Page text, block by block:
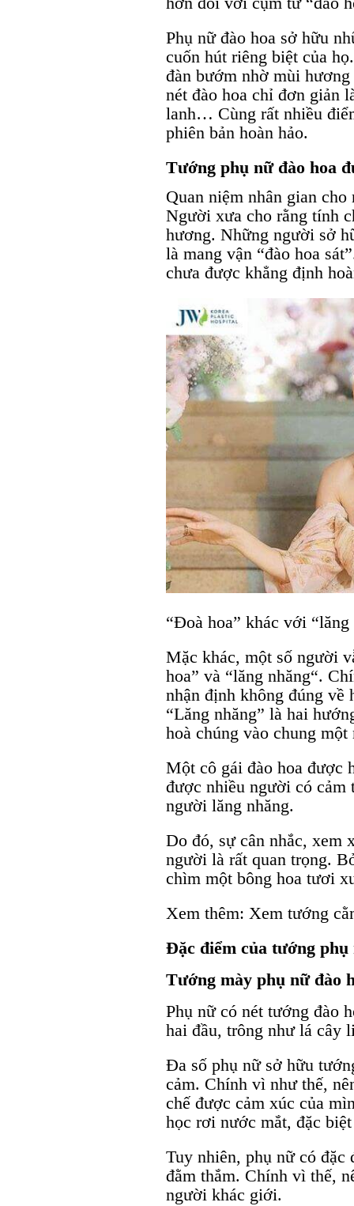
Phụ nữ đào hoa sở hữu
cuốn hút riêng biệt của
đàn bướm nhờ mùi
nét đào hoa chỉ đơn giản
lanh… Cùng rất nhiều
phiên bản hoàn hảo.
Tướng phụ nữ đào hoa
Quan niệm nhân gian
Người xưa cho rằng tính
hương. Những người sở
là mang vận “đào hoa
chưa được khẳng định
“Đoà hoa” khác với “lăng
Mặc khác, một số người
hoa” và “lăng nhăng“.
nhận định không đúng về
“Lăng nhăng” là hai
hoà chúng vào chung một
Một cô gái đào hoa được
được nhiều người có
người lăng nhăng.
Do đó, sự cân nhắc, xem
người là rất quan trọng.
chìm một bông hoa tươi
Xem thêm: Xem tướng
Đặc điểm của tướng phụ
Tướng mày phụ nữ đào
Phụ nữ có nét tướng đào
hai đầu, trông như lá cây
Đa số phụ nữ sở hữu
cảm. Chính vì như thế,
chế được cảm xúc của
học rơi nước mắt, đặc
Tuy nhiên, phụ nữ có
đằm thắm. Chính vì thế,
người khác giới.